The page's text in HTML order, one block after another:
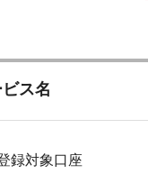
ス名
録対象口座